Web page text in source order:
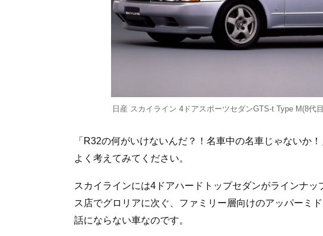
日産 スカイライン 4ドアスポーツセダンGTS-t Type M(8代
「R32の何がいけないんだ？！名車中の名車じゃないか
よく考えてみてください。
スカイラインには4ドアハードトップセダンがラインナ
ス店でグロリアに次ぐ、ファミリー層向けのアッパーミ
話にならない車なのです。